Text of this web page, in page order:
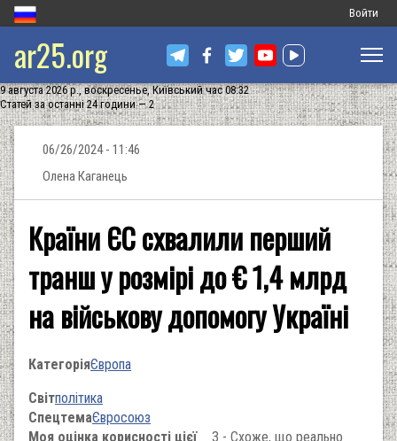
Меню
запису
Войти
ar25.org
9 августа 2026 р., воскресенье, Київський час 08:32
Статей за останні 24 години — 2
06/26/2024 - 11:46
Олена Каганець
Країни ЄС схвалили перший
транш у розмірі до € 1,4 млрд
на військову допомогу Україні
КатегоріяЄвропа
Світполітика
СпецтемаЄвросоюз
Моя оцінка корисності цієї
3 - Схоже, що реально